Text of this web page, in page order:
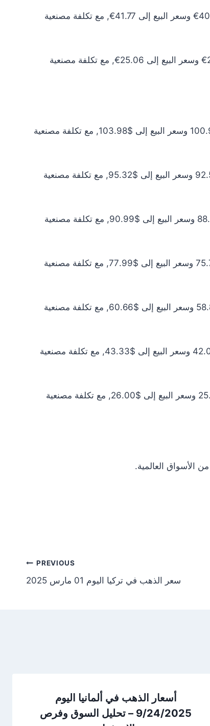
سعر الذهب عيار 10 اليوم يبلغ 36.87€ للشراء الخام و37.98€ للبيع الخام. أما مع إضافة المصنعية، فيرتفع سعر الشراء إلى 40.56€ وسعر البيع إلى 41.77€, مع تكلفة مصنعية
سعر الذهب عيار 6 اليوم يبلغ 22.12€ للشراء الخام و22.79€ للبيع الخام. أما مع إضافة المصنعية، فيرتفع سعر الشراء إلى 24.33€ وسعر البيع إلى 25.06€, مع تكلفة مصنعية
سعر الذهب عيار 24 اليوم يبلغ $91.78 للشراء الخام و$94.53 للبيع الخام. أما مع إضافة المصنعية، فيرتفع سعر الشراء إلى $100.96 وسعر البيع إلى $103.98, مع تكلفة مصنعية
سعر الذهب عيار 22 اليوم يبلغ $84.13 للشراء الخام و$86.65 للبيع الخام. أما مع إضافة المصنعية، فيرتفع سعر الشراء إلى $92.54 وسعر البيع إلى $95.32, مع تكلفة مصنعية
سعر الذهب عيار 21 اليوم يبلغ $80.31 للشراء الخام و$82.72 للبيع الخام. أما مع إضافة المصنعية، فيرتفع سعر الشراء إلى $88.34 وسعر البيع إلى $90.99, مع تكلفة مصنعية
سعر الذهب عيار 18 اليوم يبلغ $68.83 للشراء الخام و$70.90 للبيع الخام. أما مع إضافة المصنعية، فيرتفع سعر الشراء إلى $75.72 وسعر البيع إلى $77.99, مع تكلفة مصنعية
سعر الذهب عيار 14 اليوم يبلغ $53.54 للشراء الخام و$55.14 للبيع الخام. أما مع إضافة المصنعية، فيرتفع سعر الشراء إلى $58.89 وسعر البيع إلى $60.66, مع تكلفة مصنعية
سعر الذهب عيار 10 اليوم يبلغ $38.24 للشراء الخام و$39.39 للبيع الخام. أما مع إضافة المصنعية، فيرتفع سعر الشراء إلى $42.07 وسعر البيع إلى $43.33, مع تكلفة مصنعية
سعر الذهب عيار 6 اليوم يبلغ $22.94 للشراء الخام و$23.63 للبيع الخام. أما مع إضافة المصنعية، فيرتفع سعر الشراء إلى $25.24 وسعر البيع إلى $26.00, مع تكلفة مصنعية
PREVIOUS
سعر الذهب في تركيا اليوم 01 مارس 2025
أسعار الذهب في ألمانيا اليوم
9/24/2025 – تحليل السوق وفرص